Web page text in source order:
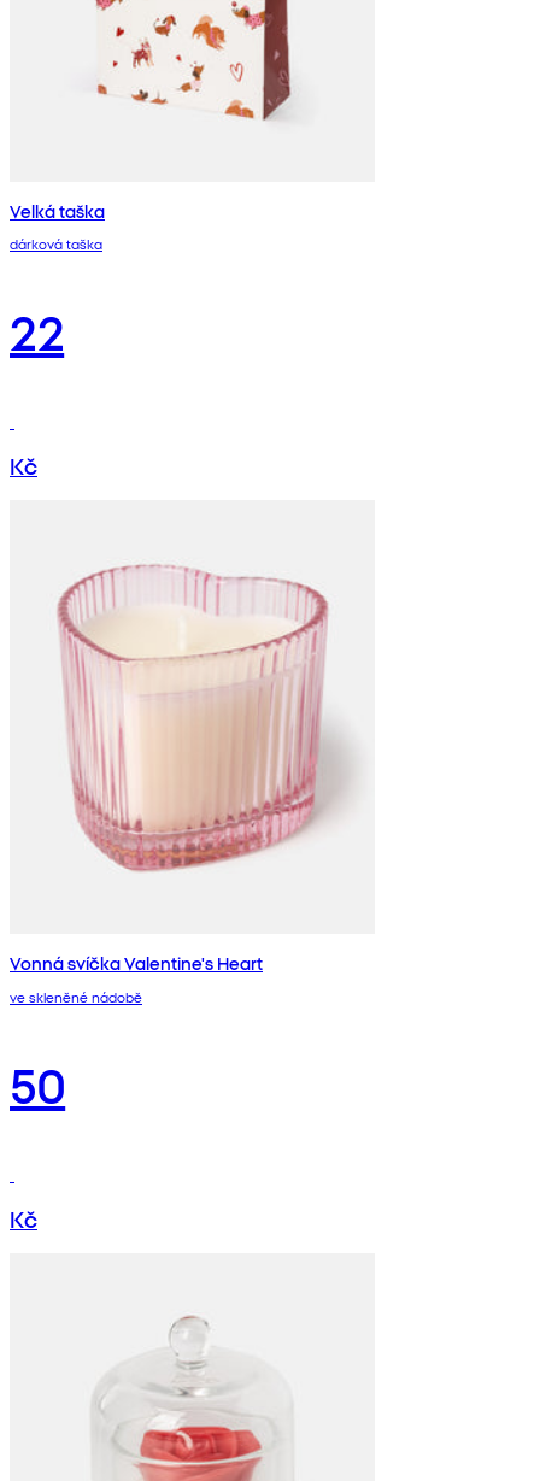
Velká taška
dárková taška
22
Kč
Vonná svíčka Valentine's Heart
ve skleněné nádobě
50
Kč